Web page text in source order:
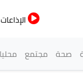
الإذاعات
صحة مجتمع